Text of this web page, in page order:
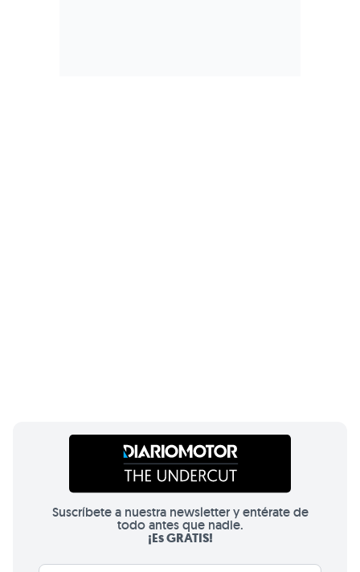
Suscríbete a nuestra newsletter y entérate de
todo antes que nadie.
¡Es GRATIS!